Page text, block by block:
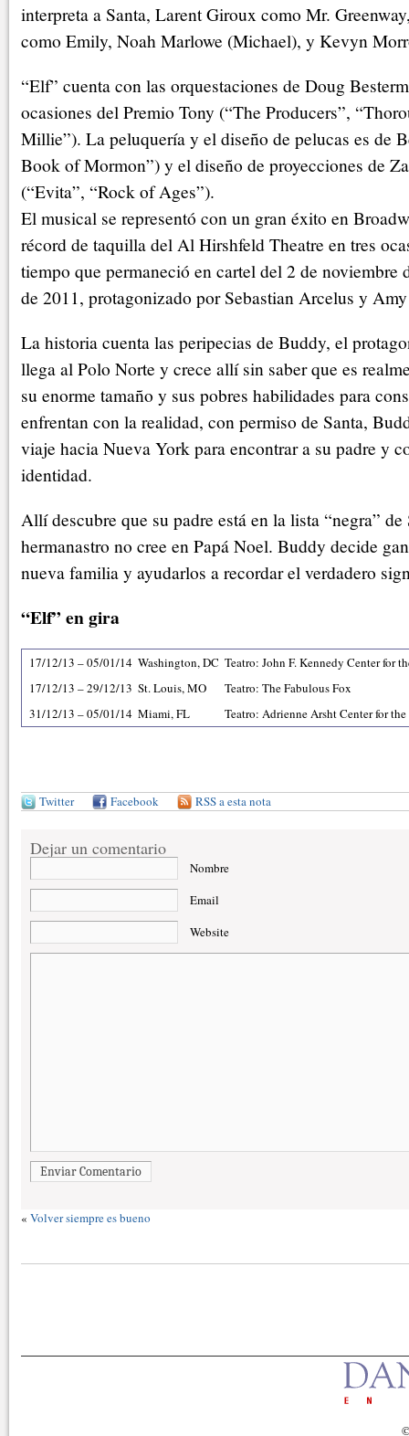
interpreta a Santa, Larent Giroux como Mr.
como Emily, Noah Marlowe (Michael), y Kevyn
“Elf” cuenta con las orquestaciones de Doug
ocasiones del Premio Tony (“The Producers”,
Millie”). La peluquería y el diseño de pelucas es de
Book of Mormon”) y el diseño de proyecciones de
(“Evita”, “Rock of Ages”).
El musical se representó con un gran éxito en
récord de taquilla del Al Hirshfeld Theatre en tres
tiempo que permaneció en cartel del 2 de noviembre
de 2011, protagonizado por Sebastian Arcelus y
La historia cuenta las peripecias de Buddy, el
llega al Polo Norte y crece allí sin saber que es
su enorme tamaño y sus pobres habilidades para
enfrentan con la realidad, con permiso de Santa,
viaje hacia Nueva York para encontrar a su padre y
identidad.
Allí descubre que su padre está en la lista “negra” de
hermanastro no cree en Papá Noel. Buddy decide
nueva familia y ayudarlos a recordar el verdadero
“Elf” en gira
17/12/13 – 05/01/14 Washington, DC Teatro: John F. Kennedy Center for
17/12/13 – 29/12/13 St. Louis, MO
Teatro: The Fabulous Fox
31/12/13 – 05/01/14 Miami, FL Teatro: Adrienne Arsht Center for
Twitter Facebook RSS a esta nota
Dejar un comentario
Nombre
Email
Website
Enviar Comentario
« Volver siempre es bueno